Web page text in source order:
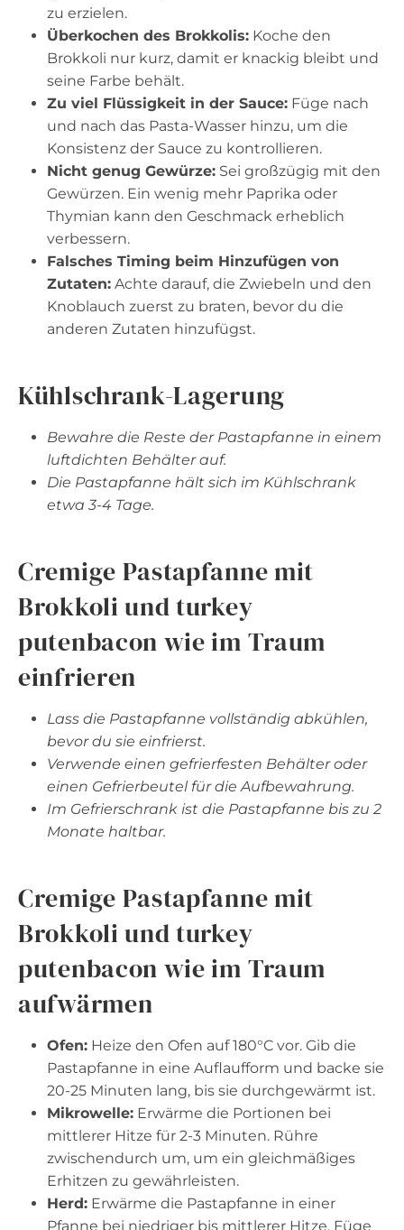
zu erzielen.
Überkochen des Brokkolis: Koche den
Brokkoli nur kurz, damit er knackig bleibt und
seine Farbe behält.
Zu viel Flüssigkeit in der Sauce: Füge nach
und nach das Pasta-Wasser hinzu, um die
Konsistenz der Sauce zu kontrollieren.
Nicht genug Gewürze: Sei großzügig mit den
Gewürzen. Ein wenig mehr Paprika oder
Thymian kann den Geschmack erheblich
verbessern.
Falsches Timing beim Hinzufügen von
Zutaten: Achte darauf, die Zwiebeln und den
Knoblauch zuerst zu braten, bevor du die
anderen Zutaten hinzufügst.
Kühlschrank-Lagerung
Bewahre die Reste der Pastapfanne in einem
luftdichten Behälter auf.
Die Pastapfanne hält sich im Kühlschrank
etwa 3-4 Tage.
Cremige Pastapfanne mit
Brokkoli und turkey
putenbacon wie im Traum
einfrieren
Lass die Pastapfanne vollständig abkühlen,
bevor du sie einfrierst.
Verwende einen gefrierfesten Behälter oder
einen Gefrierbeutel für die Aufbewahrung.
Im Gefrierschrank ist die Pastapfanne bis zu 2
Monate haltbar.
Cremige Pastapfanne mit
Brokkoli und turkey
putenbacon wie im Traum
aufwärmen
Ofen: Heize den Ofen auf 180°C vor. Gib die
Pastapfanne in eine Auflaufform und backe sie
20-25 Minuten lang, bis sie durchgewärmt ist.
Mikrowelle: Erwärme die Portionen bei
mittlerer Hitze für 2-3 Minuten. Rühre
zwischendurch um, um ein gleichmäßiges
Erhitzen zu gewährleisten.
Herd: Erwärme die Pastapfanne in einer
Pfanne bei niedriger bis mittlerer Hitze. Füge